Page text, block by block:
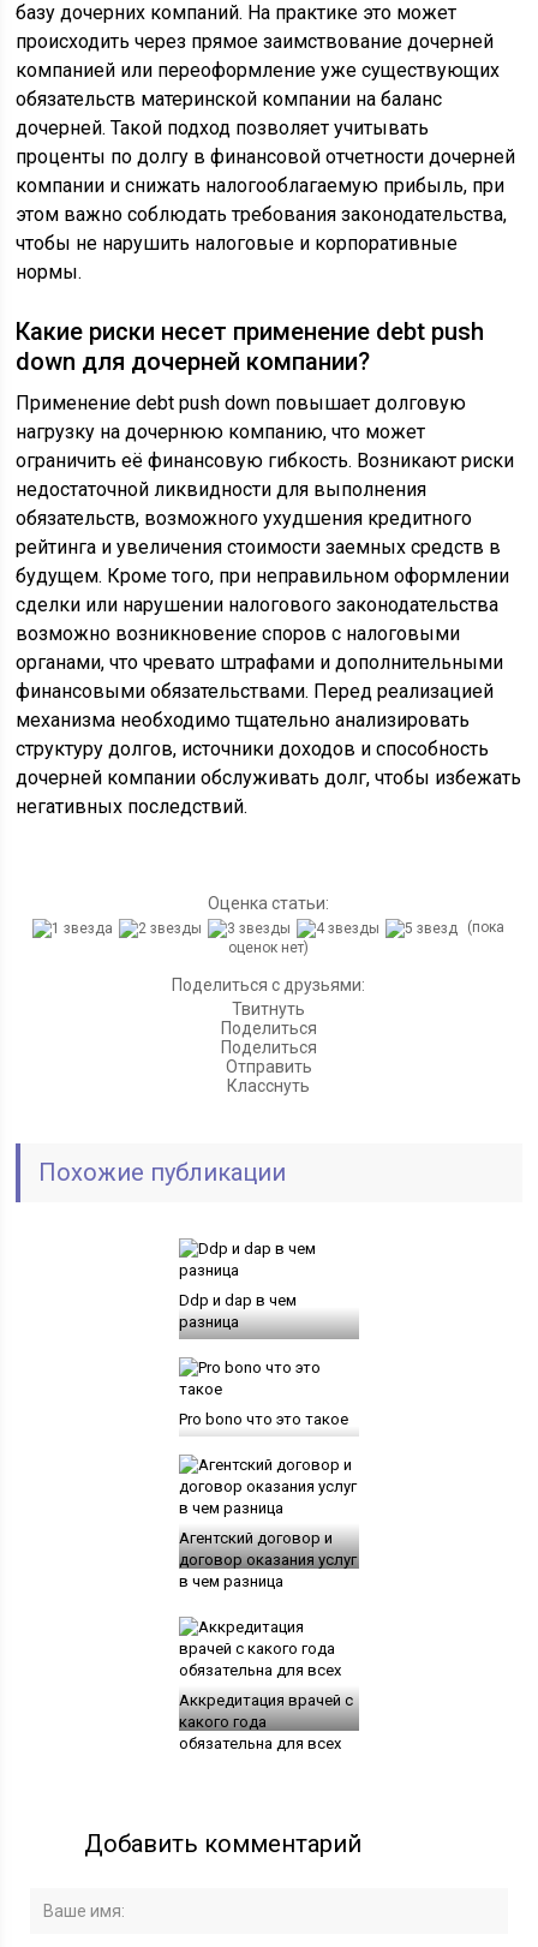
базу дочерних компаний. На практике это может
происходить через прямое заимствование дочерней
компанией или переоформление уже существующих
обязательств материнской компании на баланс
дочерней. Такой подход позволяет учитывать
проценты по долгу в финансовой отчетности дочерней
компании и снижать налогооблагаемую прибыль, при
этом важно соблюдать требования законодательства,
чтобы не нарушить налоговые и корпоративные
нормы.
Какие риски несет применение debt push
down для дочерней компании?
Применение debt push down повышает долговую
нагрузку на дочернюю компанию, что может
ограничить её финансовую гибкость. Возникают риски
недостаточной ликвидности для выполнения
обязательств, возможного ухудшения кредитного
рейтинга и увеличения стоимости заемных средств в
будущем. Кроме того, при неправильном оформлении
сделки или нарушении налогового законодательства
возможно возникновение споров с налоговыми
органами, что чревато штрафами и дополнительными
финансовыми обязательствами. Перед реализацией
механизма необходимо тщательно анализировать
структуру долгов, источники доходов и способность
дочерней компании обслуживать долг, чтобы избежать
негативных последствий.
Оценка статьи:
(пока
оценок нет)
Поделиться с друзьями:
Твитнуть
Поделиться
Поделиться
Отправить
Класснуть
Похожие публикации
Ddp и dap в чем
разница
Pro bono что это такое
Агентский договор и
договор оказания услуг
в чем разница
Аккредитация врачей с
какого года
обязательна для всех
Добавить комментарий